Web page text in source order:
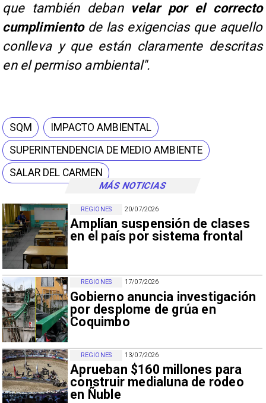
MÁS NOTICIAS
20/07/2026
Amplían suspensión de clases
en el país por sistema frontal
REGIONES
17/07/2026
Gobierno anuncia investigación
por desplome de grúa en
Coquimbo
REGIONES
13/07/2026
Aprueban $160 millones para
construir medialuna de rodeo
en Ñuble
REGIONES
que también deban velar por el correcto
cumplimientode las exigencias que aquello
conlleva y que están claramente descritas
en el permiso ambiental".
SQM
IMPACTO AMBIENTAL
SUPERINTENDENCIA DE MEDIO AMBIENTE
SALAR DEL CARMEN